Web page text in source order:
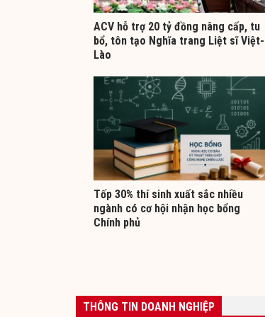
ACV hỗ trợ 20 tỷ đồng nâng cấp, tu
bổ, tôn tạo Nghĩa trang Liệt sĩ Việt-
Lào
Tốp 30% thí sinh xuất sắc nhiều
ngành có cơ hội nhận học bổng
Chính phủ
THÔNG TIN DOANH NGHIỆP